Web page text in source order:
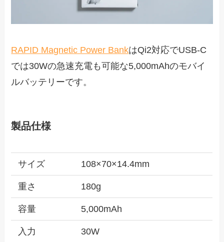
RAPID Magnetic Power BankはQi2対応でUSB-C
では30Wの急速充電も可能な5,000mAhのモバイ
ルバッテリーです。
製品仕様
サイズ 108×70×14.4mm
重さ 180g
容量 5,000mAh
入力 30W